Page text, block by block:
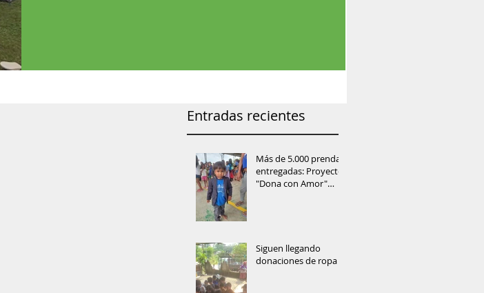
Entradas recientes
Más de 5.000 prendas
entregadas: Proyecto
"Dona con Amor"
Siguen llegando
donaciones de ropa